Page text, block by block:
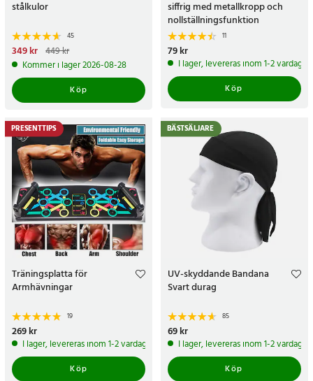
stålkulor
45
Nuvarande pris
pris:449 kr
349 kr 449 kr
Kommer i lager 2026-08-28
Köp
siffrig med metallkropp och
nollställningsfunktion
11
Pris:
79 kr
I lager, levereras inom 1-2 vardagar
Köp
PRESENTTIPS
Träningsplatta för
Armhävningar
19
Pris:269 kr
269 kr
I lager, levereras inom 1-2 vardagar
Köp
BÄSTSÄLJARE
UV-skyddande Bandana
Svart durag
85
Pris:
69 kr
I lager, levereras inom 1-2 vardagar
Köp